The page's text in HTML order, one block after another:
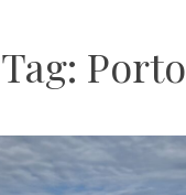
Tag: Porto